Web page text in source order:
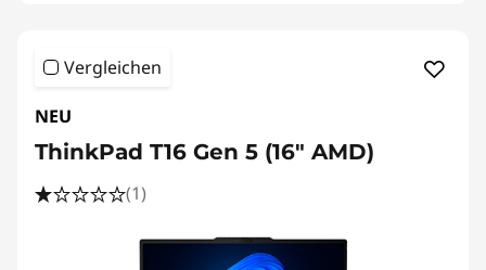
Vergleichen
NEU
ThinkPad T16 Gen 5 (16" AMD)
(1)